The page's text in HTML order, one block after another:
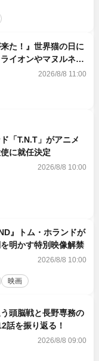
た！』世界猫の日に
イオンやマヌルネコ
2026/8/8 11:00
「T.N.T」がアニメ
に就任決定
2026/8/8 10:00
』トム・ホランドが
明かす特別映像解禁
2026/8/8 10:00
映画
頭脳戦と長野専務の
を振り返る！
2026/8/8 09:00